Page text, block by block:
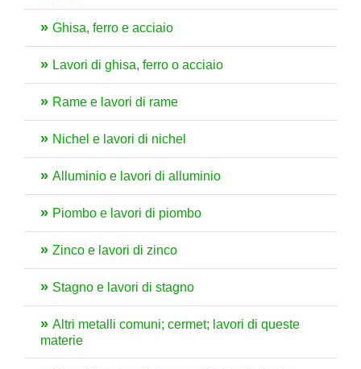
Ghisa, ferro e acciaio
Lavori di ghisa, ferro o acciaio
Rame e lavori di rame
Nichel e lavori di nichel
Alluminio e lavori di alluminio
Piombo e lavori di piombo
Zinco e lavori di zinco
Stagno e lavori di stagno
Altri metalli comuni; cermet; lavori di queste
materie